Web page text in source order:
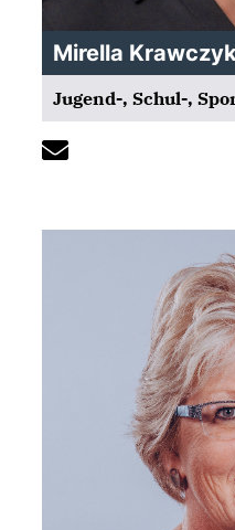
Mirella
Jugend-, Schul-,